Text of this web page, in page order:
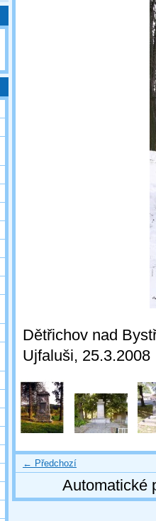
Dětřichov nad
Ujfaluši, 25.3.2008
← Předchozí
Automatické